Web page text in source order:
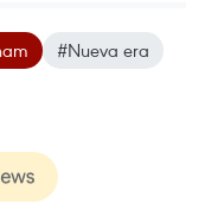
#Nueva era